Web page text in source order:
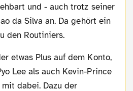
und - auch trotz seiner
da Silva an. Da gehört ein
den Routiniers.
Lee als auch Kevin-Prince
dabei. Dazu der